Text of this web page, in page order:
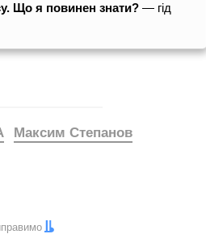
Що я повинен знати? — гід
Максим Степанов